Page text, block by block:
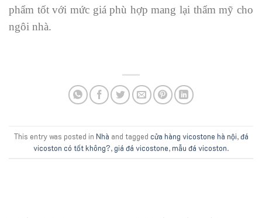
phẩm tốt với mức giá phù hợp mang lại thẩm mỹ cho
ngôi nhà.
This entry was posted in Nhà and tagged cửa hàng vicostone hà nội,đá
vicoston có tốt không?,giá đá vicostone,mẫu đá vicoston.